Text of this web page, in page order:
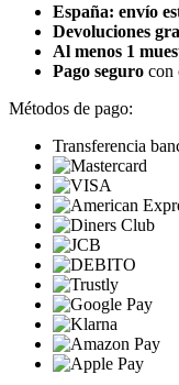
España: envío
Devoluciones
Al menos 1
Pago seguro con
Métodos de pago:
Transferencia